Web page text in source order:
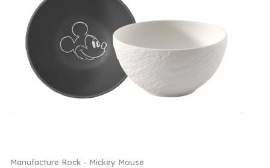
Manufacture Rock - Mickey Mouse